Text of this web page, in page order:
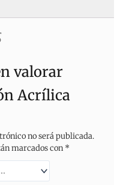
valorar
Acrílica
no será publicada.
marcados con *